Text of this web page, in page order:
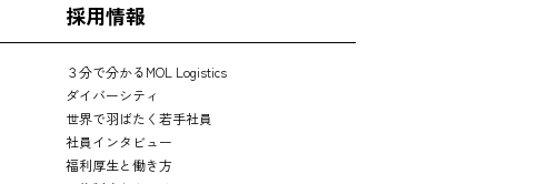
採用情報
３分で分かるMOL Logistics
ダイバーシティ
世界で羽ばたく若手社員
社員インタビュー
福利厚生と働き方